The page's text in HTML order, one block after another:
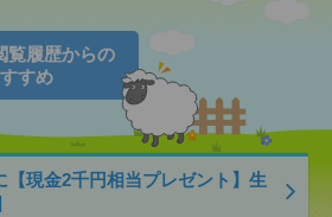
覧履歴からの
すめ
【現金2千円相当プレゼント】生